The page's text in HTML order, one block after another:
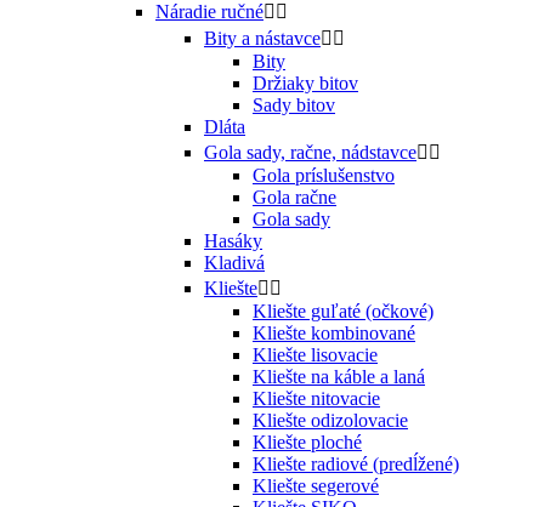
Náradie ručné 
Bity a nástavce 
Bity
Držiaky bitov
Sady bitov
Dláta
Gola sady, račne, nádstavce 
Gola príslušenstvo
Gola račne
Gola sady
Hasáky
Kladivá
Kliešte 
Kliešte guľaté (očkové)
Kliešte kombinované
Kliešte lisovacie
Kliešte na káble a laná
Kliešte nitovacie
Kliešte odizolovacie
Kliešte ploché
Kliešte radiové (predĺžené)
Kliešte segerové